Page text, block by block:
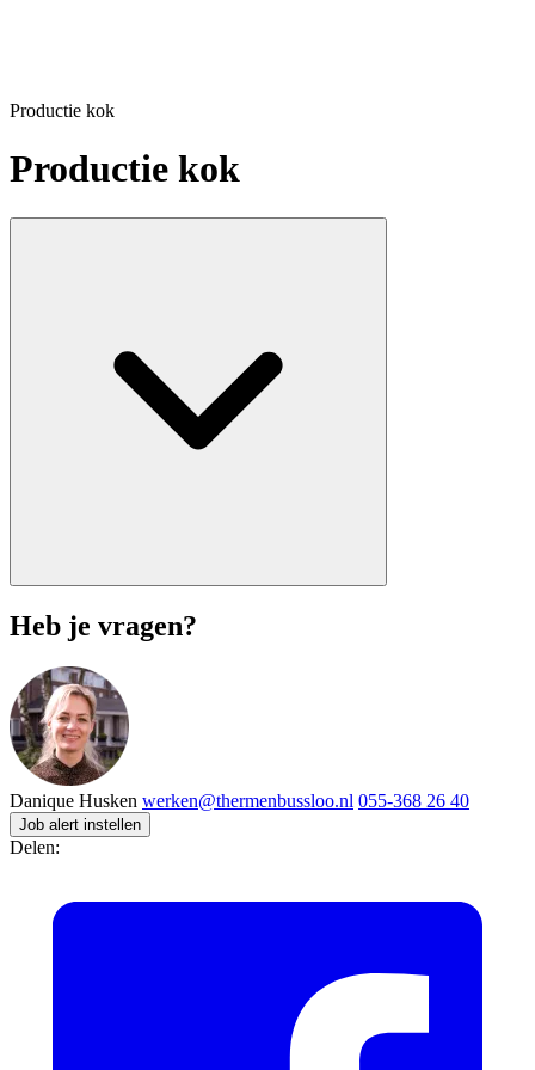
Productie kok
Productie kok
Heb je vragen?
Danique Husken werken@thermenbussloo.nl 055-368 26 40
Job alert instellen
Delen: